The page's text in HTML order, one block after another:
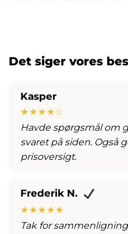
Det siger vores
Kasper
★★★★☆
Havde spørgsmål om
svaret på siden. Også
prisoversigt.
Frederik N.
★★★★★
Tak for